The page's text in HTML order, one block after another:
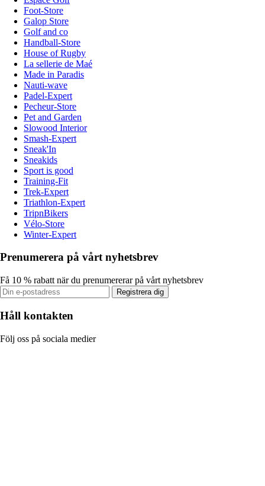
Foot-Store
Galop Store
Golf and co
Handball-Store
House of Rugby
La sellerie de Maé
Made in Paradis
Nauti-wave
Padel-Expert
Pecheur-Store
Pet and Garden
Slowood Interior
Smash-Expert
Sneak'In
Sneakids
Sport is good
Training-Fit
Trek-Expert
Triathlon-Expert
TripnBikers
Vélo-Store
Winter-Expert
Prenumerera på vårt nyhetsbrev
Få 10 % rabatt när du prenumererar på vårt nyhetsbrev
Registrera dig
Håll kontakten
Följ oss på sociala medier